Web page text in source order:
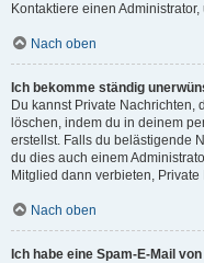
Kontaktiere einen
Nach oben
Ich bekomme ständig
Du kannst Private Nachrichten,
löschen, indem du in deinem
erstellst. Falls du belästigende
du dies auch einem
Mitglied dann verbieten,
Nach oben
Ich habe eine Spam-E-Mail